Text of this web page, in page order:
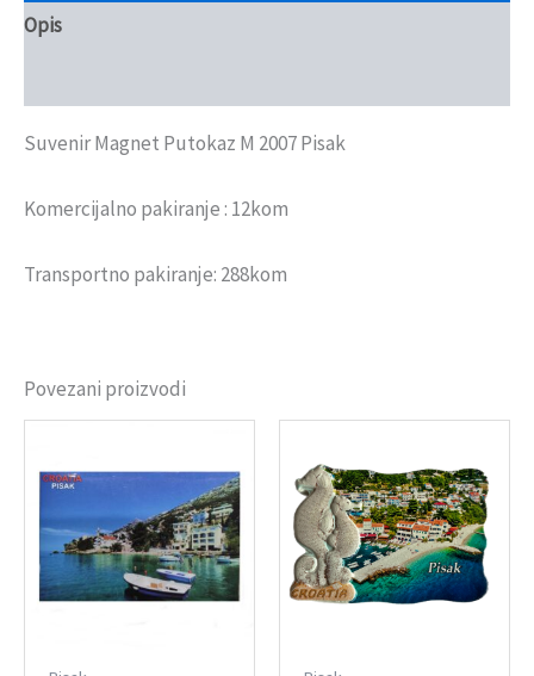
Opis
Suvenir Magnet Putokaz M 2007 Pisak
Komercijalno pakiranje : 12kom
Transportno pakiranje: 288kom
Povezani proizvodi